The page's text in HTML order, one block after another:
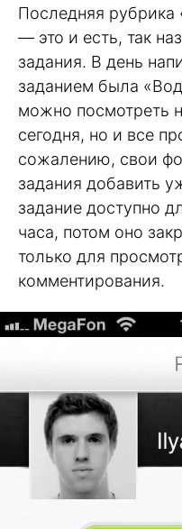
Последняя
— это и есть, так
задания. В день
заданием была
можно посмотреть
сегодня, но и все
сожалению, свои
задания добавить
задание доступно
часа, потом оно
только для
комментирования.